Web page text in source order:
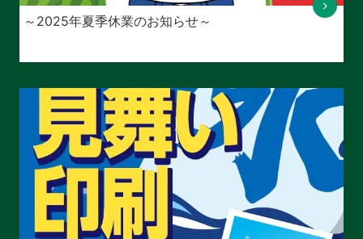
～2025年夏季休業のお知らせ～